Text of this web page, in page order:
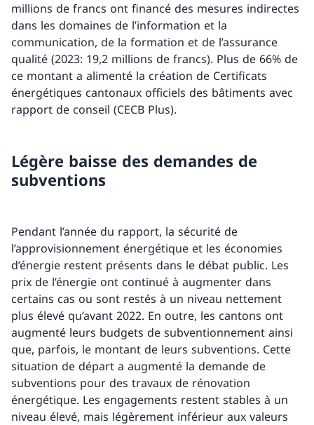
millions de francs ont financé des mesures indirectes
dans les domaines de l’information et la
communication, de la formation et de l’assurance
qualité (2023: 19,2 millions de francs). Plus de 66% de
ce montant a alimenté la création de Certificats
énergétiques cantonaux officiels des bâtiments avec
rapport de conseil (CECB Plus).
Légère baisse des demandes de
subventions
Pendant l’année du rapport, la sécurité de
l’approvisionnement énergétique et les économies
d’énergie restent présents dans le débat public. Les
prix de l’énergie ont continué à augmenter dans
certains cas ou sont restés à un niveau nettement
plus élevé qu’avant 2022. En outre, les cantons ont
augmenté leurs budgets de subventionnement ainsi
que, parfois, le montant de leurs subventions. Cette
situation de départ a augmenté la demande de
subventions pour des travaux de rénovation
énergétique. Les engagements restent stables à un
niveau élevé, mais légèrement inférieur aux valeurs